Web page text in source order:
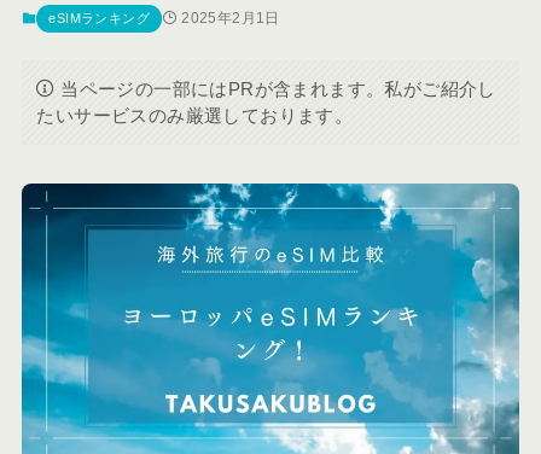
eSIMランキング 2025年2月1日
当ページの一部にはPRが含まれます。私がご紹介し
たいサービスのみ厳選しております。